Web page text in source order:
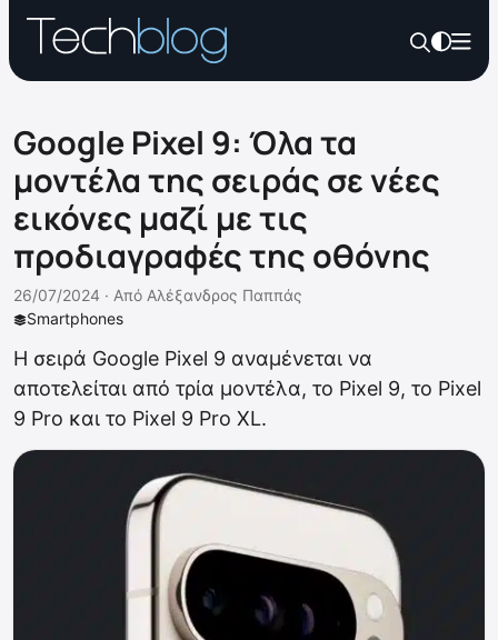
Google Pixel 9: Όλα τα
μοντέλα της σειράς σε νέες
εικόνες μαζί με τις
προδιαγραφές της οθόνης
Smartphones
26/07/2024 · Από Αλέξανδρος Παππάς
Η σειρά Google Pixel 9 αναμένεται να
αποτελείται από τρία μοντέλα, το Pixel 9, το Pixel
9 Pro και το Pixel 9 Pro XL.